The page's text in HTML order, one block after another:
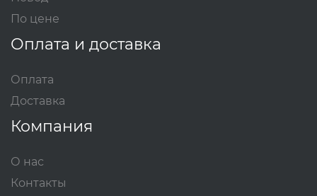
По цене
Оплата и доставка
Оплата
Доставка
Компания
О нас
Контакты